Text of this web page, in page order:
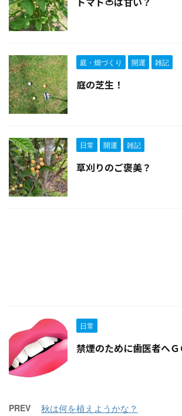
庭・畑づくり 開運 雑記
庭の芝生！
日常 開運 雑記
草刈りのご褒美？
日常
禁煙のために歯医者へＧ
PREV 秋は何を植えようかな？